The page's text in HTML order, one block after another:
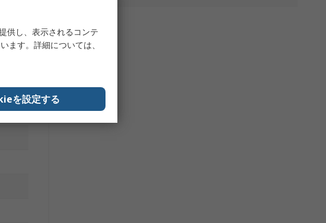
供し、表示されるコンテ
ます。詳細については、
を設定する